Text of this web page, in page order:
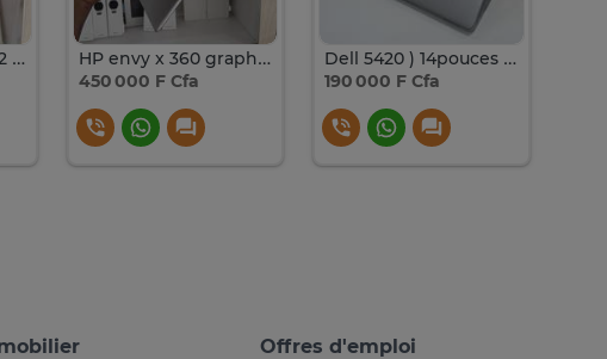
Lenovo ) T14s ) Gen2 ) i5 ) 11e generation VPro ) 16 ) 256
HP envy x 360 graphique ) i7 ) 13 TH ) ) 16 ) 1 tera
450 000 F Cfa
Dell 5420 ) 14pouces ) i5 ) 11e ) 16g de ram ) 256
190 000 F Cfa
Offres d'emploi